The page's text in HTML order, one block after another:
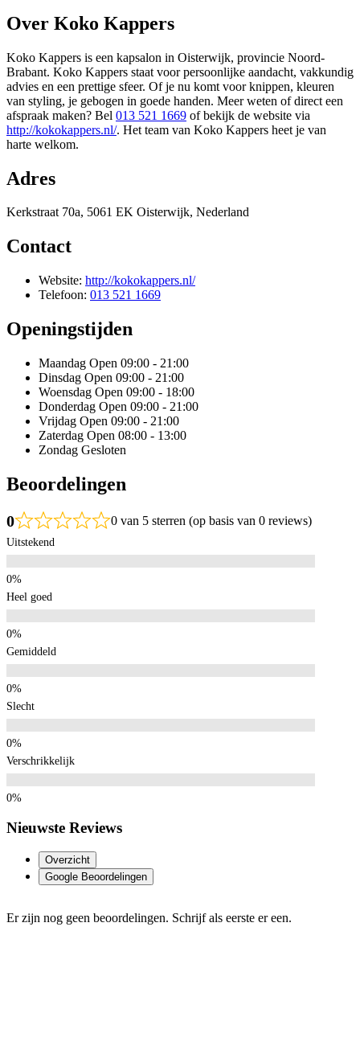
+
Over Koko Kappers
Koko Kappers is een kapsalon in Oisterwijk, provincie Noord-
Brabant. Koko Kappers staat voor persoonlijke aandacht, vakkundig
advies en een prettige sfeer. Of je nu komt voor knippen, kleuren
van styling, je gebogen in goede handen. Meer weten of direct een
afspraak maken? Bel 013 521 1669 of bekijk de website via
http://kokokappers.nl/. Het team van Koko Kappers heet je van
harte welkom.
Adres
Kerkstraat 70a, 5061 EK Oisterwijk, Nederland
Contact
Website: http://kokokappers.nl/
Telefoon: 013 521 1669
Openingstijden
Maandag Open 09:00 - 21:00
Dinsdag Open 09:00 - 21:00
Woensdag Open 09:00 - 18:00
Donderdag Open 09:00 - 21:00
Vrijdag Open 09:00 - 21:00
Zaterdag Open 08:00 - 13:00
Zondag Gesloten
Beoordelingen
0 0 van 5 sterren (op basis van 0 reviews)
Uitstekend
Heel goed
Gemiddeld
Slecht
Verschrikkelijk
Nieuwste Reviews
Overzicht
Google Beoordelingen
Er zijn nog geen beoordelingen. Schrijf als eerste er een.